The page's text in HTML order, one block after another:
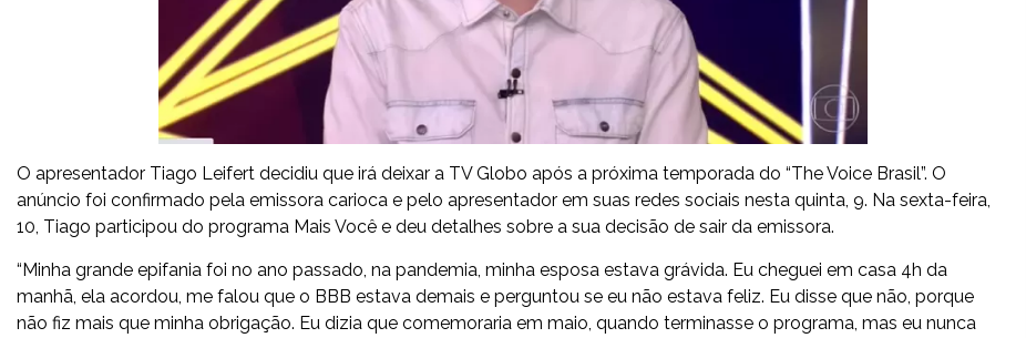
O apresentador Tiago Leifert decidiu que irá deixar a TV Globo após a próxima temporada do “The Voice Brasil”. O
anúncio foi confirmado pela emissora carioca e pelo apresentador em suas redes sociais nesta quinta, 9. Na sexta-feira,
10, Tiago participou do programa Mais Você e deu detalhes sobre a sua decisão de sair da emissora.
“Minha grande epifania foi no ano passado, na pandemia, minha esposa estava grávida. Eu cheguei em casa 4h da
manhã, ela acordou, me falou que o BBB estava demais e perguntou se eu não estava feliz. Eu disse que não, porque
não fiz mais que minha obrigação. Eu dizia que comemoraria em maio, quando terminasse o programa, mas eu nunca